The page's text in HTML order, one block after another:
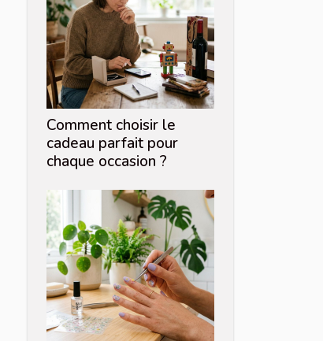
Comment choisir le
cadeau parfait pour
chaque occasion ?